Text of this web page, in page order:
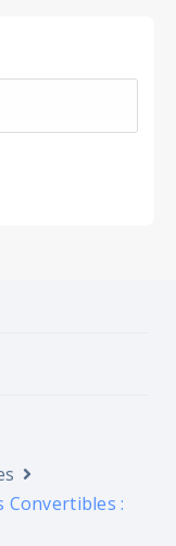
Convertibles :